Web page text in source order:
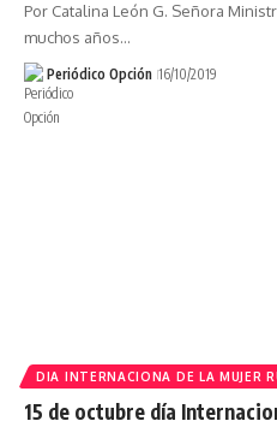
Por Catalina León G. Señora
muchos años…
Periódico Opción 16/10/2019
DIA INTERNACIONA DE LA MUJER
15 de octubre día